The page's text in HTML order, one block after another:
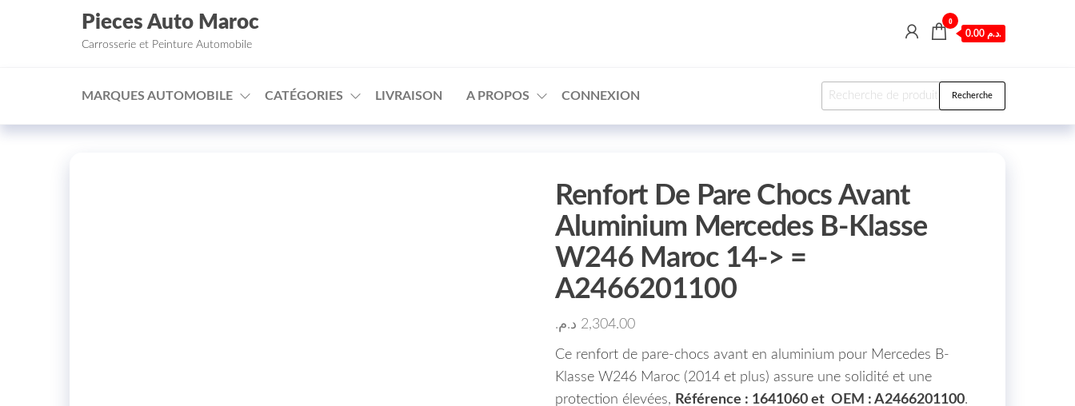
Aller au contenu
Pieces Auto Maroc
Carrosserie et Peinture Automobile
0
0.00 د.م.
MARQUES AUTOMOBILE CATÉGORIES LIVRAISON A PROPOS CONNEXION Recherche pour : Recherche
Renfort De Pare Chocs Avant
Aluminium Mercedes B-Klasse
W246 Maroc 14-> =
A2466201100
2,304.00 د.م.
Ce renfort de pare-chocs avant en aluminium pour Mercedes B-
Klasse W246 Maroc (2014 et plus) assure une solidité et une
protection élevées, Référence : 1641060 et OEM : A2466201100.